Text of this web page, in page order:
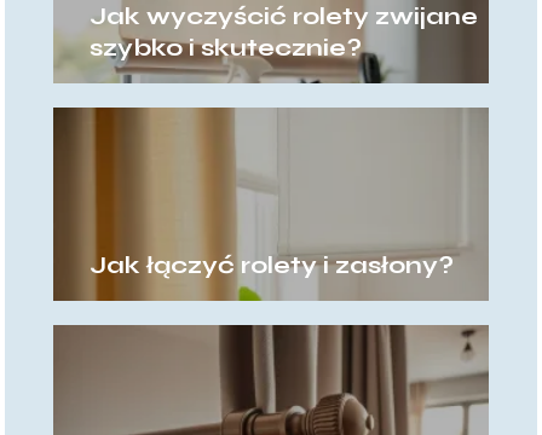
Jak wyczyścić rolety zwijane
szybko i skutecznie?
Jak łączyć rolety i zasłony?